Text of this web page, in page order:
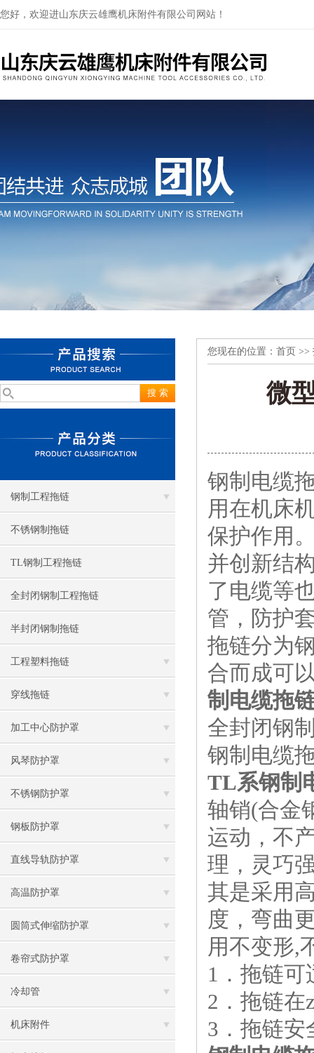
您好，欢迎进山东庆云雄鹰机床附件有限公司网站！
钢制工程拖链
不锈钢制拖链
TL钢制工程拖链
全封闭钢制工程拖链
半封闭钢制拖链
工程塑料拖链
穿线拖链
加工中心防护罩
风琴防护罩
不锈钢防护罩
钢板防护罩
直线导轨防护罩
高温防护罩
圆筒式伸缩防护罩
卷帘式防护罩
冷却管
机床附件
您现在的位置： 首页 >>
微
钢制电缆
用在机床
保护作用
并创新结
了电缆等
管，防护
拖链分为
合而成可
制电缆拖
全封闭钢
钢制电缆
TL系钢制
轴销(合金
运动，不
理，灵巧
其是采用
度，弯曲
用不变形,
1．拖链可
2．拖链在
3．拖链安